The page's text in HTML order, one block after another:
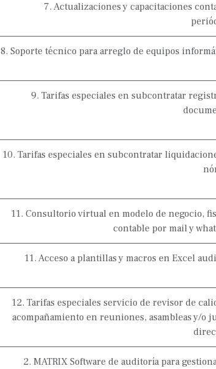
7. Actualizaciones y capacitaciones
8. Soporte técnico para arreglo de equipos
9. Tarifas especiales en subcontratar
10. Tarifas especiales en subcontratar
11. Consultorio virtual en modelo de negocio,
contable por mail y
11. Acceso a plantillas y macros en Excel
12. Tarifas especiales servicio de revisor de
acompañamiento en reuniones, asambleas y/o
2. MATRIX Software de auditoría para